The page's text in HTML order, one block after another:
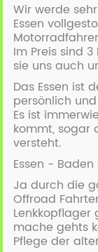
Wir werde
Essen
Im Preis sind
sie uns auch
Das Essen ist
persönlich
Es ist
kommt, sogar
versteht.
Essen -
Ja durch die
Offroad
mache gehts
Pflege der